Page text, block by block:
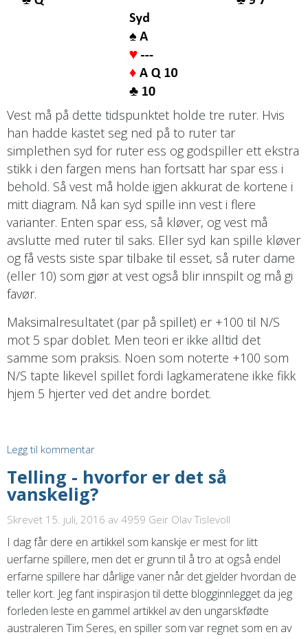
Vest må på dette tidspunktet holde tre ruter. Hvis
han hadde kastet seg ned på to ruter tar
simplethen syd for ruter ess og godspiller ett ekstra
stikk i den fargen mens han fortsatt har spar ess i
behold. Så vest må holde igjen akkurat de kortene i
mitt diagram. Nå kan syd spille inn vest i flere
varianter. Enten spar ess, så kløver, og vest må
avslutte med ruter til saks. Eller syd kan spille kløver
og få vests siste spar tilbake til esset, så ruter dame
(eller 10) som gjør at vest også blir innspilt og må gi
favør.
Maksimalresultatet (par på spillet) er +100 til N/S
mot 5 spar doblet. Men teori er ikke alltid det
samme som praksis. Noen som noterte +100 som
N/S tapte likevel spillet fordi lagkameratene ikke fikk
hjem 5 hjerter ved det andre bordet.
Legg til kommentar
Telling - hvorfor er det så
vanskelig?
Skrevet 15. juli, 2016 av 4959 Geir Olav Tislevoll
I dag får dere en artikkel som kanskje er mest for litt
uerfarne spillere, men det er grunn til å tro at også endel
erfarne spillere har dårlige vaner når det gjelder hvordan de
teller kort. Jeg fant inspirasjon til dette blogginnlegget da jeg
forleden leste en gammel artikkel av den ungarskfødte
australeren Tim Seres, en spiller som var regnet som en av